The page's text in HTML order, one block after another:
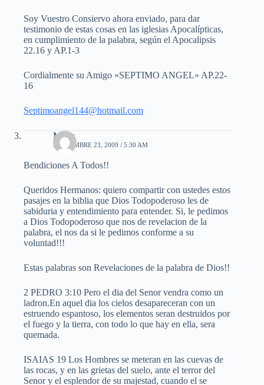
Soy Vuestro Consiervo ahora enviado, para dar
testimonio de estas cosas en las iglesias Apocalípticas,
en cumplimiento de la palabra, según el Apocalipsis
22.16 y AP.1-3
Cordialmente su Amigo «SEPTIMO ANGEL» AP.22-
16
Septimoangel144@hotmail.com
Maria
NOVIEMBRE 23, 2009 / 5:30 AM
Bendiciones A Todos!!
Queridos Hermanos: quiero compartir con ustedes estos
pasajes en la biblia que Dios Todopoderoso les de
sabiduria y entendimiento para entender. Si, le pedimos
a Dios Todopoderoso que nos de revelacion de la
palabra, el nos da si le pedimos conforme a su
voluntad!!!
Estas palabras son Revelaciones de la palabra de Dios!!
2 PEDRO 3:10 Pero el dia del Senor vendra como un
ladron.En aquel dia los cielos desapareceran con un
estruendo espantoso, los elementos seran destruidos por
el fuego y la tierra, con todo lo que hay en ella, sera
quemada.
ISAIAS 19 Los Hombres se meteran en las cuevas de
las rocas, y en las grietas del suelo, ante el terror del
Senor y el esplendor de su majestad, cuando el se